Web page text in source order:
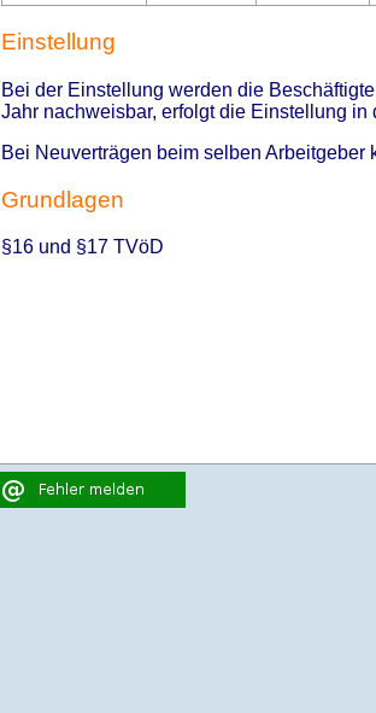
Einstellung
Bei der Einstellung werden die
Jahr nachweisbar, erfolgt die Einstellung
Bei Neuverträgen beim selben
Grundlagen
§16 und §17 TVöD